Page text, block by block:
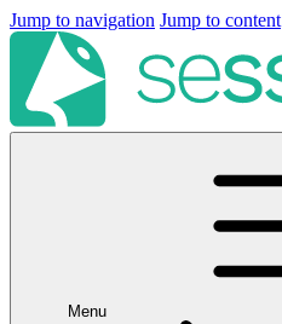
Jump to navigation Jump to content
Menu